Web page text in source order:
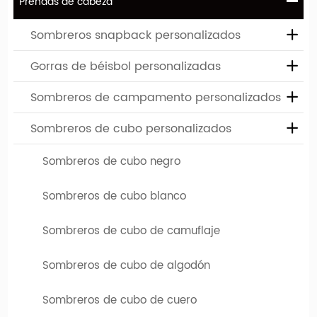
más colores de tela de mezclilla que puede elegir en nuestra
fábrica.
cubo personalizados
venido al lugar correcto. Hengxing Caps Factory (hx-
Sombreros snapback personalizados
Gorras de béisbol personalizadas
Sombreros de campamento personalizados
Sombreros de cubo personalizados
Sombreros de cubo negro
Sombreros de cubo blanco
Sombreros de cubo de camuflaje
Sombreros de cubo de algodón
Sombreros de cubo de cuero